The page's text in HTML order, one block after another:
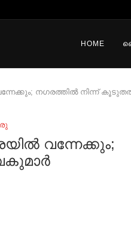
HOME
നഗരത്തില്‍ നിന്ന്
വന്നേക്കും;